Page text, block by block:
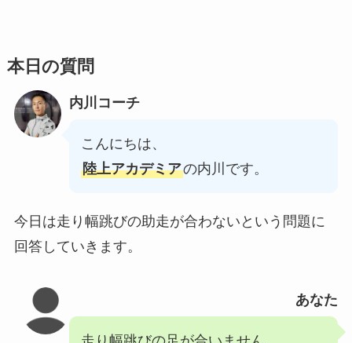
本日の質問
内川コーチ
こんにちは、
陸上アカデミアの内川です。
今日は走り幅跳びの助走が合わないという問題に
回答していきます。
あなた